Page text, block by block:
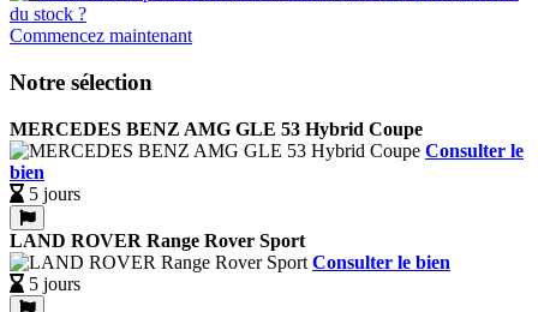
Commencez maintenant
Notre sélection
MERCEDES BENZ AMG GLE 53 Hybrid Coupe
Consulter le
bien
5 jours
LAND ROVER Range Rover Sport
Consulter le bien
5 jours